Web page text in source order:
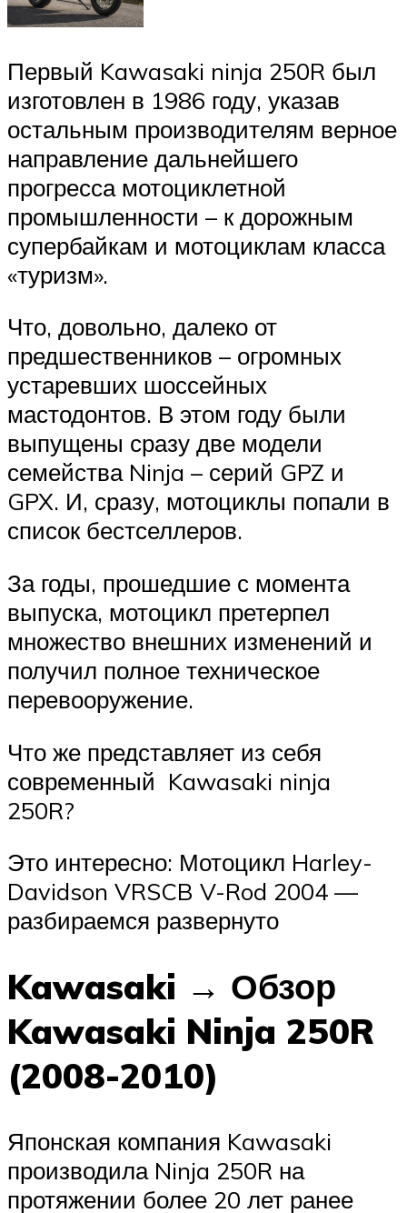
Первый Kawasaki ninja 250R был
изготовлен в 1986 году, указав
остальным производителям верное
направление дальнейшего
прогресса мотоциклетной
промышленности – к дорожным
супербайкам и мотоциклам класса
«туризм».
Что, довольно, далеко от
предшественников – огромных
устаревших шоссейных
мастодонтов. В этом году были
выпущены сразу две модели
семейства Ninja – серий GPZ и
GPX. И, сразу, мотоциклы попали в
список бестселлеров.
За годы, прошедшие с момента
выпуска, мотоцикл претерпел
множество внешних изменений и
получил полное техническое
перевооружение.
Что же представляет из себя
современный Kawasaki ninja
250R?
Это интересно: Мотоцикл Harley-
Davidson VRSCB V-Rod 2004 —
разбираемся развернуто
Kawasaki → Обзор
Kawasaki Ninja 250R
(2008-2010)
Японская компания Kawasaki
производила Ninja 250R на
протяжении более 20 лет ранее